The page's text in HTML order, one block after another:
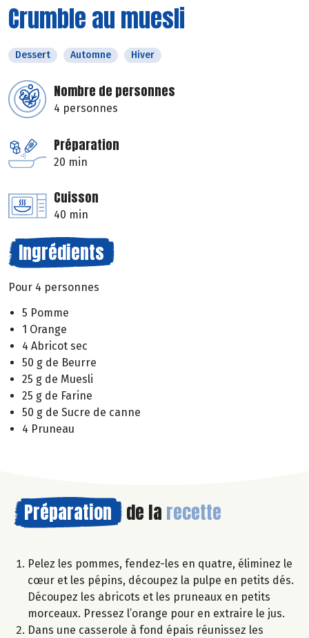
Crumble au muesli
Dessert Automne Hiver
Nombre de personnes
4 personnes
Préparation
20 min
Cuisson
40 min
Ingrédients
Pour 4 personnes
5 Pomme
1 Orange
4 Abricot sec
50 g de Beurre
25 g de Muesli
25 g de Farine
50 g de Sucre de canne
4 Pruneau
Préparation de la recette
Pelez les pommes, fendez-les en quatre, éliminez le
cœur et les pépins, découpez la pulpe en petits dés.
Découpez les abricots et les pruneaux en petits
morceaux. Pressez l’orange pour en extraire le jus.
Dans une casserole à fond épais réunissez les